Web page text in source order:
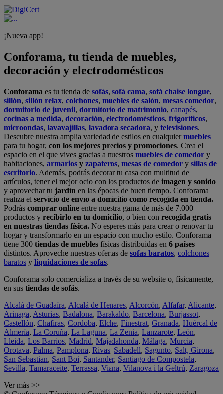
¡Nueva app!
Conforama, tu tienda de muebles,
decoración y electrodomésticos
Conforama es tu tienda de sofás, sofá cama, sofá chaise longue,
sillón, sillón relax, colchones, muebles de salón, mesas comedor,
dormitorio de juvenil, dormitorio de matrimonio, canapés,
cocinas a medida, decoración, electrodomésticos, frigoríficos,
microondas, lavavajillas, lavadora secadora, y televisiones.
Descubre nuestra amplia variedad de estilos en cualquiermuebles
para tu hogar, con los mejores precios y promociones. Crea el
espacio en el que vives gracias a nuestros muebles de comedor y
habitaciones, armarios y zapateros, mesas de comedor y sillas de
escritorio. Además, podrás decorar tu casa con multitud de
artículos, tener el mejor ocio con los productos de imagen y sonido
y aprovechar tu jardín en las épocas de buen tiempo. Conforama
realiza el servicio de envío a domicilio como recogida en tienda.
Podrás comprar online entre nuestra gama de más de 7.000
productos y recibirlo en tu domicilio, o bien con recogida gratis
en nuestras tiendas física. No esperes más para crear o renovar tu
hogar y transformarlo en un espacio con mucho estilo. Conforama
tiene 300 tiendas de muebles físicas distribuidas en 6 países
distintos. Aproveche nuestras ofertas de sofas baratos, colchones
baratos y liquidaciones de sofas.
Conforama solo comercializa a través de su website o, físicamente,
en sus tiendas de sofás.
Alcalá de Guadaíra, Alcalá de Henares, Alcorcón, Alfafar, Alicante,
Arinaga, Asturias, Badalona, Barakaldo, Barcelona, Burjassot,
Castellón, Chafiras, Cordoba, Elche, Finestrat, Granada, Huércal de
Almería, La Coruña, La Laguna, La Zenia, Lanzarote, León,
Lleida, Los Barrios, Madrid, Majadahonda, Málaga, Murcia,
Orotava, Palma, Pamplona, Rivas, Sabadell, Sagunto, Salt, Girona,
San Sebastian, Sant Boi, Santander, Santiago de Compostela,
Sevilla, Tamaraceite, Terrassa, Viana, Vilanova i la Geltrú, Zaragoza
Ver más >>